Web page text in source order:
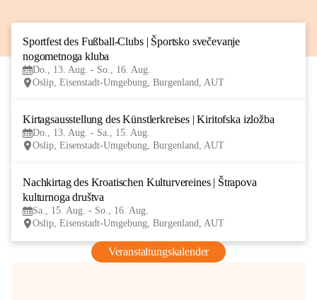
Sportfest des Fußball-Clubs | Športsko svečevanje
nogometnoga kluba
Do., 13. Aug. - So., 16. Aug.
Oslip, Eisenstadt-Umgebung, Burgenland, AUT
Kirtagsausstellung des Künstlerkreises | Kiritofska izložba
Do., 13. Aug. - Sa., 15. Aug.
Oslip, Eisenstadt-Umgebung, Burgenland, AUT
Nachkirtag des Kroatischen Kulturvereines | Štrapova
kulturnoga društva
Sa., 15. Aug. - So., 16. Aug.
Oslip, Eisenstadt-Umgebung, Burgenland, AUT
Veranstaltungskalender